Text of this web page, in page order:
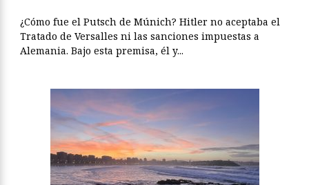
¿Cómo fue el Putsch de Múnich? Hitler no aceptaba el
Tratado de Versalles ni las sanciones impuestas a
Alemania. Bajo esta premisa, él y...